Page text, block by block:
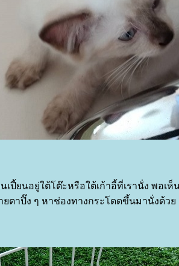
เปี้ยนอยู่ใต้โต๊ะหรือใต้เก้าอี้ที่เรานั่ง พอเห็
ยตาปิ๊ง ๆ หาช่องทางกระโดดขึ้นมานั่งด้วย